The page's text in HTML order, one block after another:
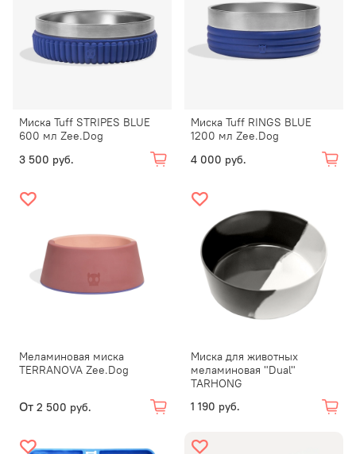
Миска Tuff STRIPES BLUE
600 мл Zee.Dog
3 500 руб.
Миска Tuff RINGS BLUE
1200 мл Zee.Dog
4 000 руб.
Меламиновая миска
TERRANOVA Zee.Dog
От 2 500 руб.
Миска для животных
меламиновая "Dual"
TARHONG
1 190 руб.